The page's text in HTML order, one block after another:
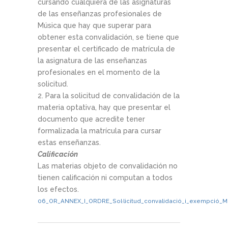
cursando cualquiera de las asignaturas
de las enseñanzas profesionales de
Música que hay que superar para
obtener esta convalidación, se tiene que
presentar el certificado de matrícula de
la asignatura de las enseñanzas
profesionales en el momento de la
solicitud.
2. Para la solicitud de convalidación de la
materia optativa, hay que presentar el
documento que acredite tener
formalizada la matrícula para cursar
estas enseñanzas.
Calificación
Las materias objeto de convalidación no
tienen calificación ni computan a todos
los efectos.